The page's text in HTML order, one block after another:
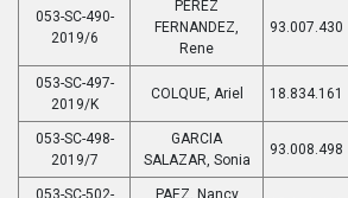
053-SC-490-
2019/6
PEREZ
FERNANDEZ,
Rene
93.007.430
053-SC-497-
2019/K
COLQUE, Ariel 18.834.161
053-SC-498-
2019/7
GARCIA
SALAZAR, Sonia
93.008.498
053-SC-502-
PAEZ, Nancy